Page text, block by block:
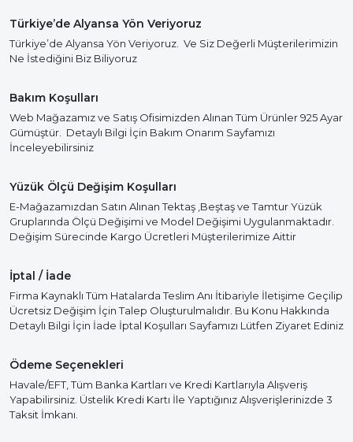
Türkiye’de Alyansa Yön Veriyoruz
Türkiye’de Alyansa Yön Veriyoruz. Ve Siz Değerli Müşterilerimizin
Ne İstediğini Biz Biliyoruz
Bakım Koşulları
Web Mağazamız ve Satış Ofisimizden Alınan Tüm Ürünler 925 Ayar
Gümüştür. Detaylı Bilgi İçin Bakım Onarım Sayfamızı
İnceleyebilirsiniz
Yüzük Ölçü Değişim Koşulları
E-Mağazamızdan Satın Alınan Tektaş ,Beştaş ve Tamtur Yüzük
Gruplarında Ölçü Değişimi ve Model Değişimi Uygulanmaktadır.
Değişim Sürecinde Kargo Ücretleri Müşterilerimize Aittir
İptal / İade
Firma Kaynaklı Tüm Hatalarda Teslim Anı İtibariyle İletişime Geçilip
Ücretsiz Değişim İçin Talep Oluşturulmalıdır. Bu Konu Hakkında
Detaylı Bilgi İçin İade İptal Koşulları Sayfamızı Lütfen Ziyaret Ediniz
Ödeme Seçenekleri
Havale/EFT, Tüm Banka Kartları ve Kredi Kartlarıyla Alışveriş
Yapabilirsiniz. Üstelik Kredi Kartı İle Yaptığınız Alışverişlerinizde 3
Taksit İmkanı.